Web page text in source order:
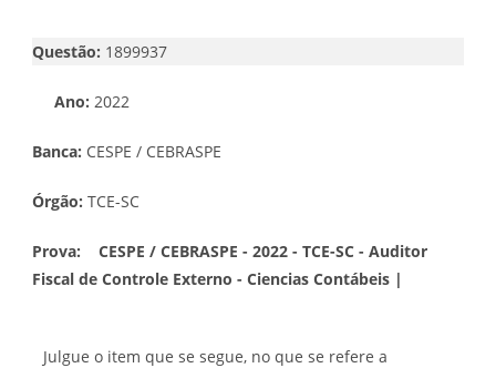
Questão: 1899937
Ano: 2022
Banca: CESPE / CEBRASPE
Órgão: TCE-SC
Prova:
CESPE / CEBRASPE - 2022 - TCE-SC - Auditor
Fiscal de Controle Externo - Ciencias Contábeis |
Julgue o item que se segue, no que se refere a